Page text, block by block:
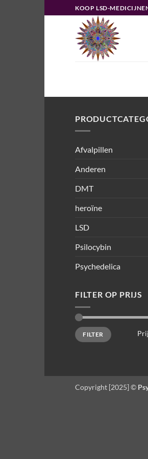
naar
KOOP LSD-
Afvalpillen
Anderen
DMT
heroïne
LSD
Psilocybin
Psychedelica
FILTER OP PRIJS
Min.
prijs
Max.
prijsFILTER
Copyright [2025] ©